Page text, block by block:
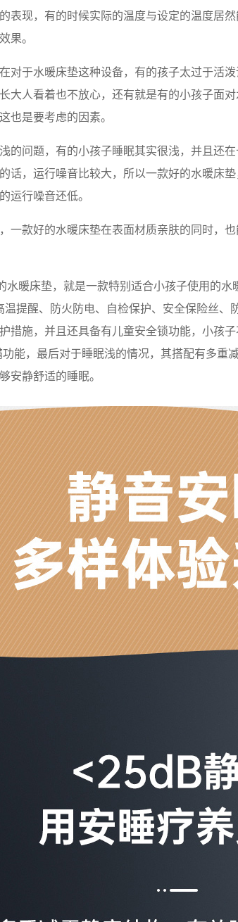
表现，有的时候实际的温度与设定的温度居
果。
对于水暖床垫这种设备，有的孩子太过于活
大人看着也不放心，还有就是有的小孩子面
也是要考虑的因素。
的问题，有的小孩子睡眠其实很浅，并且还
话，运行噪音比较大，所以一款好的水暖床
运行噪音还低。
一款好的水暖床垫在表面材质亲肤的同时，
水暖床垫，就是一款特别适合小孩子使用的
提醒、防火防电、自检保护、安全保险丝、
措施，并且还具备有儿童安全锁功能，小孩
能，最后对于睡眠浅的情况，其搭配有多重
安静舒适的睡眠。